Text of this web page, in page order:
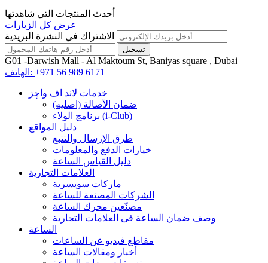
أحدث المنتجات التي شاهدتها
عرض كل الزيارات
الاشتراك في النشرة البريدية
G01 -Darwish Mall - Al Maktoum St, Baniyas square , Dubai
الهاتف: +971 56 989 6171
خدمات لاند اف واچز
ضمان الأصالة (اصلیه)
برنامج الولاء (i-Club)
دليل المواقع
طرق الإرسال والتتبع
خيارات الدفع والمعلومات
دليل القياس الساعة
العلامات التجارية
ماركات سويسرية
الشركات المصنعة للساعة
مصنّعين محرك الساعة
وصف ضمان الساعة فی العلامات التجارية
الساعة
مقاطع فيديو عن الساعات
أخبار ومقالات الساعة